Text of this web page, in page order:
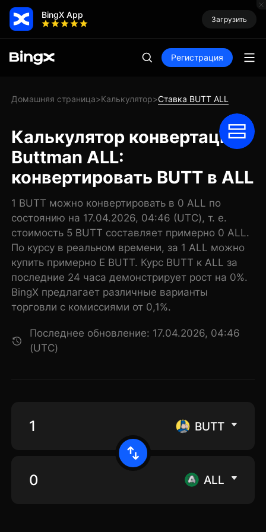
BingX App Загрузить
Регистрация
Домашняя страница>Калькулятор>Ставка BUTT ALL
Калькулятор конвертации
Buttman ALL:
конвертировать BUTT в ALL
1 BUTT можно конвертировать в 0 ALL по
состоянию на 17.04.2026, 04:46 (UTC), т. е.
стоимость 5 BUTT составляет примерно 0 ALL.
По курсу в реальном времени, за 1 ALL можно
купить примерно E BUTT. Курс BUTT к ALL за
последние 24 часа демонстрирует рост на 0%.
BingX предлагает различные варианты
торговли с комиссиями от 0,1%.
Последнее обновление: 17.04.2026, 04:46
(UTC)
BUTT
ALL